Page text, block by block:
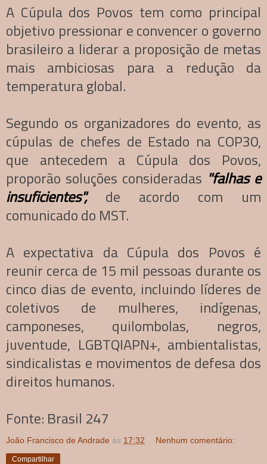
A Cúpula dos Povos tem como principal
objetivo pressionar e convencer o governo
brasileiro a liderar a proposição de metas
mais ambiciosas para a redução da
temperatura global.
Segundo os organizadores do evento, as
cúpulas de chefes de Estado na COP30,
que antecedem a Cúpula dos Povos,
proporão soluções consideradas "falhas e
insuficientes",de acordo com um
comunicado do MST.
A expectativa da Cúpula dos Povos é
reunir cerca de 15 mil pessoas durante os
cinco dias de evento, incluindo líderes de
coletivos de mulheres, indígenas,
camponeses, quilombolas, negros,
juventude, LGBTQIAPN+, ambientalistas,
sindicalistas e movimentos de defesa dos
direitos humanos.
Fonte: Brasil 247
João Francisco de Andrade às 17:32 Nenhum comentário:
Compartilhar